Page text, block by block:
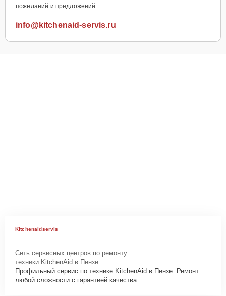
пожеланий и предложений
info@kitchenaid-servis.ru
Kitchenaidservis
Сеть сервисных центров по ремонту
техники KitchenAid в Пензе.
Профильный сервис по технике KitchenAid в Пензе. Ремонт
любой сложности с гарантией качества.